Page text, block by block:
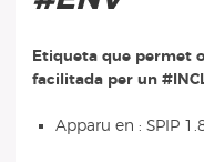
Etiqueta que permet
facilitada per un
Apparu en : SPIP